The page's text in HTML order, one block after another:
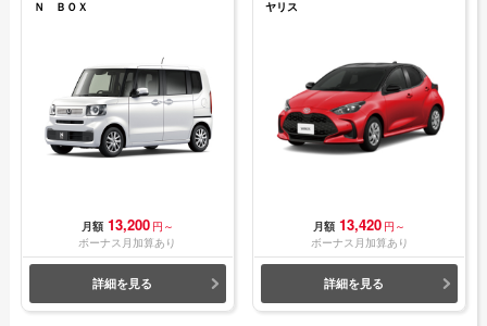
Ｎ ＢＯＸ
月額 13,200 円～
ボーナス月加算あり
詳細を見る
ヤリス
月額 13,420 円～
ボーナス月加算あり
詳細を見る